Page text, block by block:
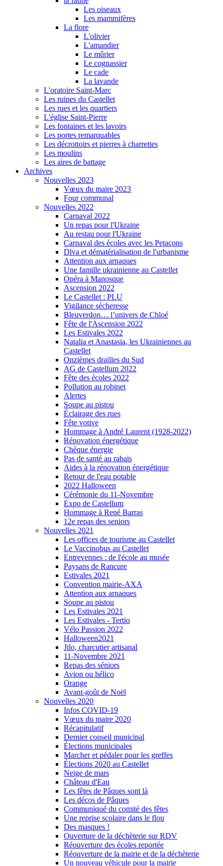
Les oiseaux
Les mammifères
La flore
L'olivier
L'amandier
Le mûrier
Le cognassier
Le cade
La lavande
L'oratoire Saint-Marc
Les ruines du Castellet
Les rues et les quartiers
L'église Saint-Pierre
Les fontaines et les lavoirs
Les portes remarquables
Les décrottoirs et pierres à charrettes
Les moulins
Les aires de battage
Archives
Nouvelles 2023
Vœux du maire 2023
Four communal
Nouvelles 2022
Carnaval 2022
Un repas pour l'Ukraine
Au restau pour l'Ukraine
Carnaval des écoles avec les Petaçons
Dlva et dématérialisation de l'urbanisme
Attention aux arnaques
Une famille ukrainienne au Castellet
Opéra à Manosque
Ascension 2022
Le Castellet : PLU
Vigilance sécheresse
Bleuverdon… l’univers de Chloé
Fête de l'Ascension 2022
Les Estivales 2022
Natalia et Anastasia, les Ukrainiennes au
Castellet
Onzièmes drailles du Sud
AG de Castellum 2022
Fête des écoles 2022
Pollution au robinet
Alertes
Soupe au pistou
Éclairage des rues
Fête votive
Hommage à André Laurent (1928-2022)
Rénovation énergétique
Chèque énergie
Pas de santé au rabais
Aides à la rénovation énergétique
Retour de l'eau potable
2022 Halloween
Cérémonie du 11-Novembre
Expo de Castellum
Hommage à René Barras
12e repas des seniors
Nouvelles 2021
Les offices de tourisme au Castellet
Le Vaccinobus au Castellet
Entrevennes : de l'école au musée
Paysans de Rancure
Estivales 2021
Convention mairie-AXA
Attention aux arnaques
Soupe au pistou
Les Estivales 2021
Les Estivales - Tertio
Vélo Passion 2022
Halloween2021
Jilo, charcutier artisanal
11-Novembre 2021
Repas des séniors
Avion ou hélico
Orange
Avant-goût de Noël
Nouvelles 2020
Infos COVID-19
Vœux du maire 2020
Récapitulatif
Dernier conseil municipal
Élections municipales
Marcher et pédaler pour les greffes
Élections 2020 au Castellet
Neige de mars
Château d'Eau
Les fêtes de Pâques sont là
Les décos de Pâques
Communiqué du comité des fêtes
Une reprise scolaire dans le flou
Des masques !
Ouverture de la déchèterie sur RDV
Réouverture des écoles reportée
Réouverture de la mairie et de la déchèterie
Un nouveau véhicule pour la mairie